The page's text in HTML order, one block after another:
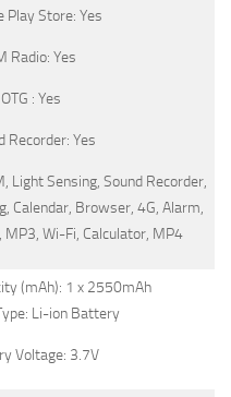
Play Store: Yes
Radio: Yes
OTG : Yes
Recorder: Yes
Light Sensing, Sound Recorder,
Calendar, Browser, 4G, Alarm,
MP3, Wi-Fi, Calculator, MP4
(mAh): 1 x 2550mAh
Li-ion Battery
Voltage: 3.7V